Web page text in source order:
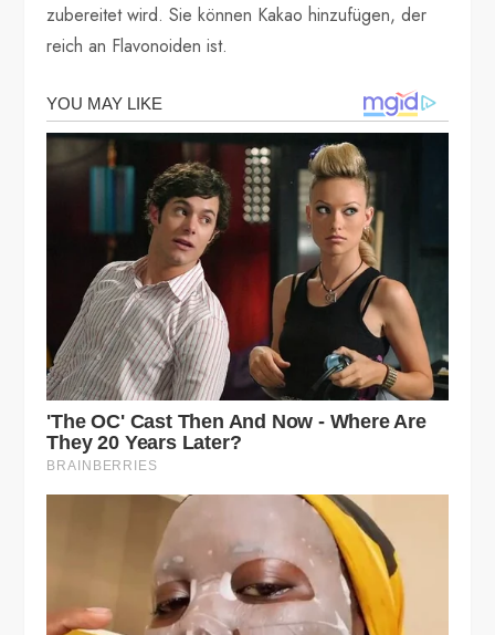
zubereitet wird. Sie können Kakao hinzufügen, der
reich an Flavonoiden ist.